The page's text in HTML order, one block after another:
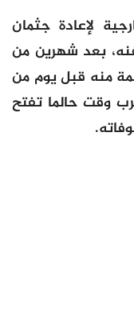
لإعادة جثمان
بعد شهرين من
منه قبل يوم من
وقت حالما تفتح